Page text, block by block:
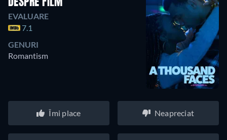
DESPRE FILM
EVALUARE
7.1
GENURI
Romantism
Îmi place Neapreciat